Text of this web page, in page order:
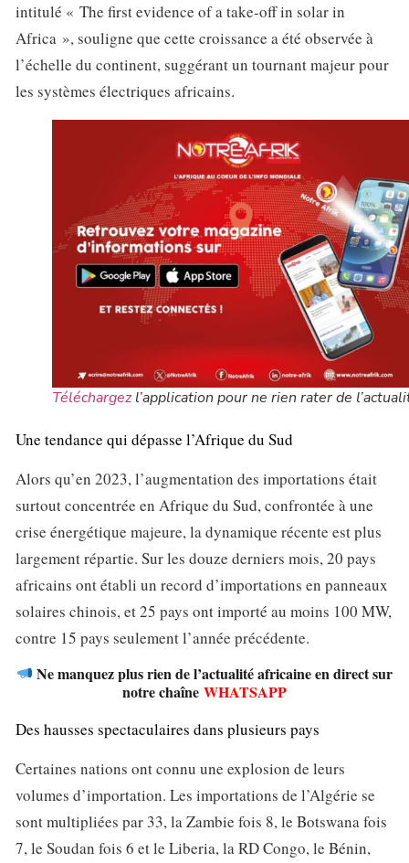
intitulé « The first evidence of a take-off in solar in
Africa », souligne que cette croissance a été observée à
l’échelle du continent, suggérant un tournant majeur pour
les systèmes électriques africains.
Téléchargezl’application pour ne rien rater de
Une tendance qui dépasse l’Afrique du Sud
Alors qu’en 2023, l’augmentation des importations était
surtout concentrée en Afrique du Sud, confrontée à une
crise énergétique majeure, la dynamique récente est plus
largement répartie. Sur les douze derniers mois, 20 pays
africains ont établi un record d’importations en panneaux
solaires chinois, et 25 pays ont importé au moins 100 MW,
contre 15 pays seulement l’année précédente.
Ne manquez plus rien de l’actualité africaine en direct sur
notre chaîne WHATSAPP
Des hausses spectaculaires dans plusieurs pays
Certaines nations ont connu une explosion de leurs
volumes d’importation. Les importations de l’Algérie se
sont multipliées par 33, la Zambie fois 8, le Botswana fois
7, le Soudan fois 6 et le Liberia, la RD Congo, le Bénin,